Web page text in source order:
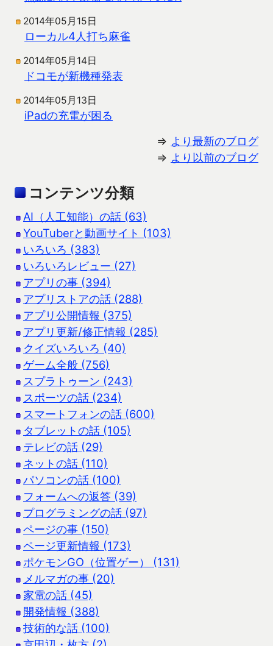
2014年05月15日
ローカル4人打ち麻雀
2014年05月14日
ドコモが新機種発表
2014年05月13日
iPadの充電が困る
⇒ より最新のブログ
⇒ より以前のブログ
コンテンツ分類
AI（人工知能）の話 (63)
YouTuberと動画サイト (103)
いろいろ (383)
いろいろレビュー (27)
アプリの事 (394)
アプリストアの話 (288)
アプリ公開情報 (375)
アプリ更新/修正情報 (285)
クイズいろいろ (40)
ゲーム全般 (756)
スプラトゥーン (243)
スポーツの話 (234)
スマートフォンの話 (600)
タブレットの話 (105)
テレビの話 (29)
ネットの話 (110)
パソコンの話 (100)
フォームへの返答 (39)
プログラミングの話 (97)
ページの事 (150)
ページ更新情報 (173)
ポケモンGO（位置ゲー） (131)
メルマガの事 (20)
家電の話 (45)
開発情報 (388)
技術的な話 (100)